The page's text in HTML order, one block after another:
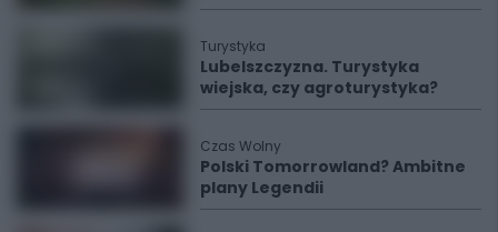
Turystyka
Lubelszczyzna. Turystyka
wiejska, czy agroturystyka?
Czas Wolny
Polski Tomorrowland? Ambitne
plany Legendii